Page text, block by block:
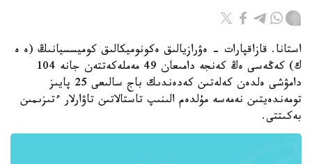
استانا. قازاقپارات - ەۋرازيالىق ەكونوميكالىق كوميسسيانىڭ (ە ە
ك) كەڭەسى ەڭ كەنجە دامىعان 49 مەملەكەتتەن جانە 104
دامۋشى ەلدەن كەلەتىن كەدەندىك باج سالىعى 25 پايىز
تومەندەيتىن نەمەسە مۇلدەم الىنىپ تاستالاتىن تاۋارلار ءتىزىمىن
بەكىتتى.